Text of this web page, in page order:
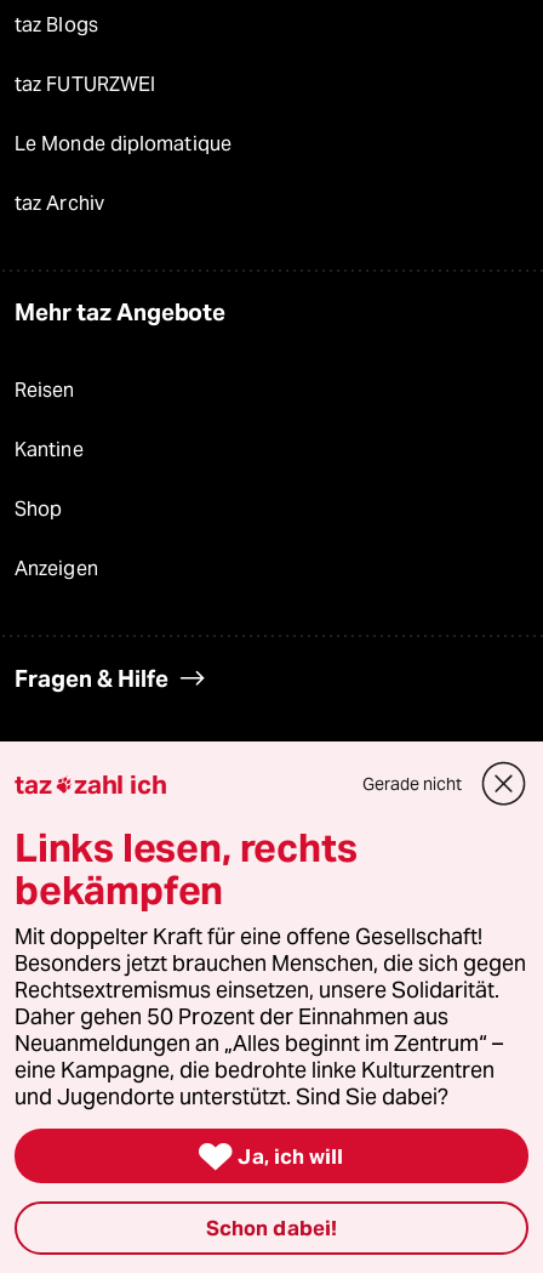
taz Blogs
taz FUTURZWEI
Le Monde diplomatique
taz Archiv
Mehr taz Angebote
Reisen
Kantine
Shop
Anzeigen
Fragen & Hilfe
ePaper Login
Downloads für Abonnierende
© 2026 taz Verlags und Vertriebs GmbH
Alle Rechte vorbehalten. Bei rechtlichen Fragen oder für Genehmigungen
wenden Sie sich bitte anlizenzen@taz.de
Feedback Redaktionsstatut Kommune-Richtlinien
Leitlinie Datenschutz Impressum
taz zahl ich Gerade nicht
Links lesen, rechts
bekämpfen
Mit doppelter Kraft für eine offene Gesellschaft!
Besonders jetzt brauchen Menschen, die sich gegen
Rechtsextremismus einsetzen, unsere Solidarität.
Daher gehen 50 Prozent der Einnahmen aus
Neuanmeldungen an „Alles beginnt im Zentrum“ –
eine Kampagne, die bedrohte linke Kulturzentren
und Jugendorte unterstützt. Sind Sie dabei?
 Ja, ich will
Schon dabei!